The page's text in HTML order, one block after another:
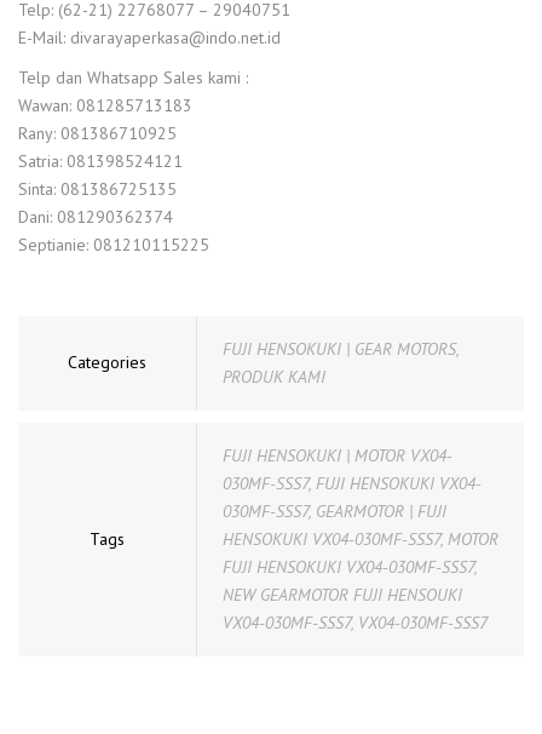
Telp: (62-21) 22768077 – 29040751
E-Mail: divarayaperkasa@indo.net.id
Telp dan Whatsapp Sales kami :
Wawan: 081285713183
Rany: 081386710925
Satria: 081398524121
Sinta: 081386725135
Dani: 081290362374
Septianie: 081210115225
Categories
FUJI HENSOKUKI | GEAR MOTORS,
PRODUK KAMI
Tags
FUJI HENSOKUKI | MOTOR VX04-
030MF-SSS7, FUJI HENSOKUKI VX04-
030MF-SSS7, GEARMOTOR | FUJI
HENSOKUKI VX04-030MF-SSS7, MOTOR
FUJI HENSOKUKI VX04-030MF-SSS7,
NEW GEARMOTOR FUJI HENSOUKI
VX04-030MF-SSS7, VX04-030MF-SSS7